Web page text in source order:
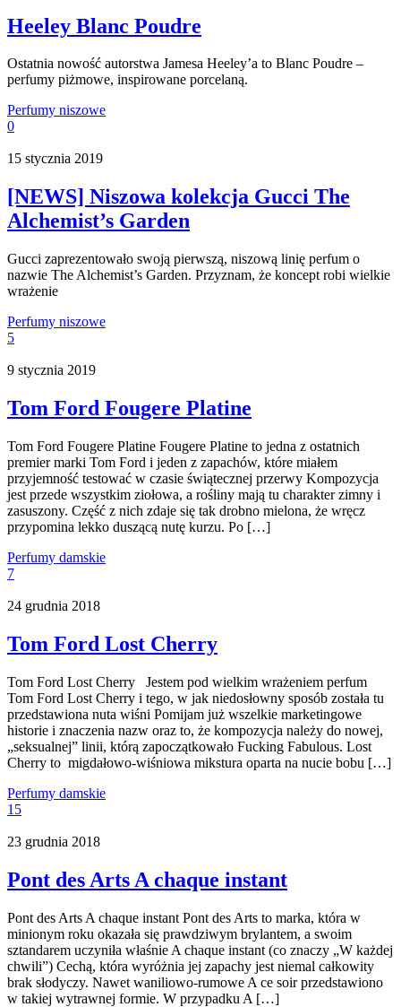
Heeley Blanc Poudre
Ostatnia nowość autorstwa Jamesa Heeley’a to Blanc Poudre –
perfumy piżmowe, inspirowane porcelaną.
Perfumy niszowe
0
15 stycznia 2019
[NEWS] Niszowa kolekcja Gucci The
Alchemist’s Garden
Gucci zaprezentowało swoją pierwszą, niszową linię perfum o
nazwie The Alchemist’s Garden. Przyznam, że koncept robi wielkie
wrażenie
Perfumy niszowe
5
9 stycznia 2019
Tom Ford Fougere Platine
Tom Ford Fougere Platine Fougere Platine to jedna z ostatnich
premier marki Tom Ford i jeden z zapachów, które miałem
przyjemność testować w czasie świątecznej przerwy Kompozycja
jest przede wszystkim ziołowa, a rośliny mają tu charakter zimny i
zasuszony. Część z nich zdaje się tak drobno mielona, że wręcz
przypomina lekko duszącą nutę kurzu. Po […]
Perfumy damskie
7
24 grudnia 2018
Tom Ford Lost Cherry
Tom Ford Lost Cherry Jestem pod wielkim wrażeniem perfum
Tom Ford Lost Cherry i tego, w jak niedosłowny sposób została tu
przedstawiona nuta wiśni Pomijam już wszelkie marketingowe
historie i znaczenia nazw oraz to, że kompozycja należy do nowej,
„seksualnej” linii, którą zapoczątkowało Fucking Fabulous. Lost
Cherry to migdałowo-wiśniowa mikstura oparta na nucie bobu […]
Perfumy damskie
15
23 grudnia 2018
Pont des Arts A chaque instant
Pont des Arts A chaque instant Pont des Arts to marka, która w
minionym roku okazała się prawdziwym brylantem, a swoim
sztandarem uczyniła właśnie A chaque instant (co znaczy „W każdej
chwili”) Cechą, która wyróżnia jej zapachy jest niemal całkowity
brak słodyczy. Nawet waniliowo-rumowe A ce soir przedstawiono
w takiej wytrawnej formie. W przypadku A […]